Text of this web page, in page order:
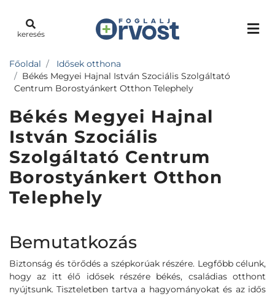
keresés
Főoldal
Idősek otthona
Békés Megyei Hajnal István Szociális Szolgáltató
Centrum Borostyánkert Otthon Telephely
Békés Megyei Hajnal
István Szociális
Szolgáltató Centrum
Borostyánkert Otthon
Telephely
Bemutatkozás
Biztonság és törődés a szépkorúak részére. Legfőbb célunk,
hogy az itt élő idősek részére békés, családias otthont
nyújtsunk. Tiszteletben tartva a hagyományokat és az idős